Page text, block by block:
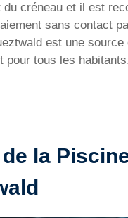
du créneau et il est
sans contact
est une source
pour tous les
la